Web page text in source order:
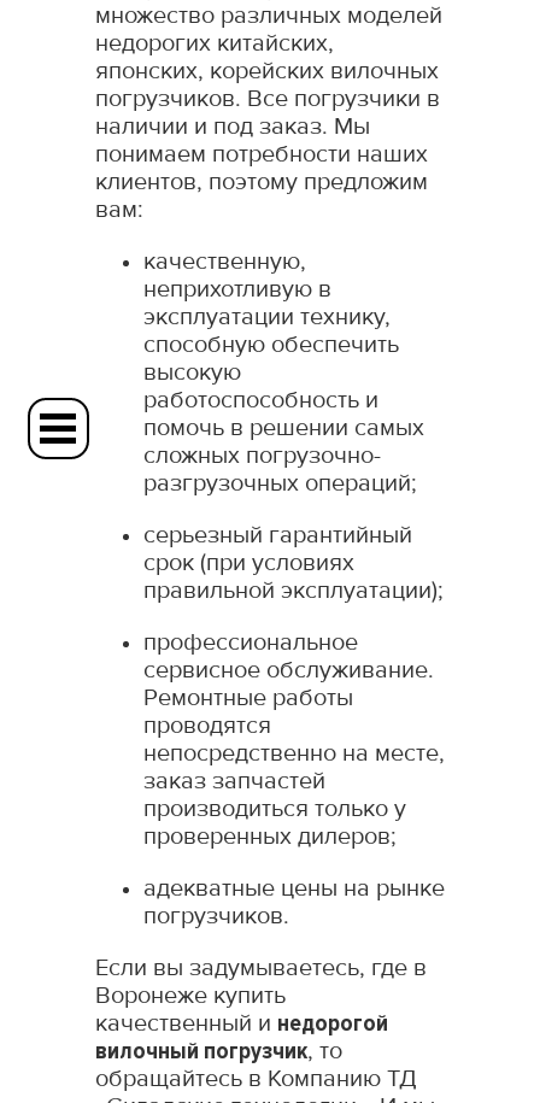
множество различных моделей
недорогих китайских,
японских, корейских вилочных
погрузчиков. Все погрузчики в
наличии и под заказ. Мы
понимаем потребности наших
клиентов, поэтому предложим
вам:
качественную,
неприхотливую в
эксплуатации технику,
способную обеспечить
высокую
работоспособность и
помочь в решении самых
сложных погрузочно-
разгрузочных операций;
серьезный гарантийный
срок (при условиях
правильной эксплуатации);
профессиональное
сервисное обслуживание.
Ремонтные работы
проводятся
непосредственно на месте,
заказ запчастей
производиться только у
проверенных дилеров;
адекватные цены на рынке
погрузчиков.
Если вы задумываетесь, где в
Воронеже купить
качественный и недорогой
вилочный погрузчик, то
обращайтесь в Компанию ТД